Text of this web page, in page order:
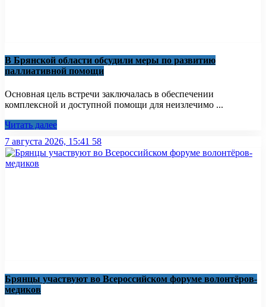
В Брянской области обсудили меры по развитию
паллиативной помощи
Основная цель встречи заключалась в обеспечении
комплексной и доступной помощи для неизлечимо ...
Читать далее
7 августа 2026, 15:41 58
Брянцы участвуют во Всероссийском форуме волонтёров-
медиков